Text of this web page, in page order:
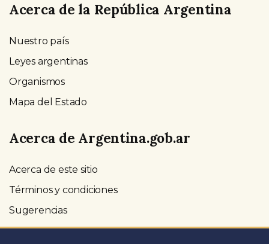
Acerca de la República Argentina
Nuestro país
Leyes argentinas
Organismos
Mapa del Estado
Acerca de Argentina.gob.ar
Acerca de este sitio
Términos y condiciones
Sugerencias